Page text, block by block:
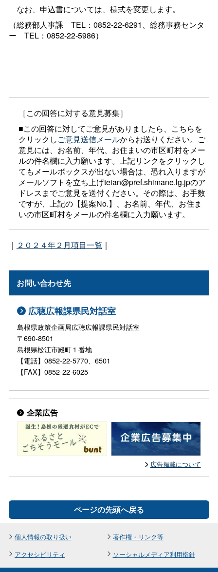
なお、申込書については、様式を変更します。
（総務部人事課 TEL：0852-22-6291、総務事務センタ
ー TEL：0852-22-5986）
［この回答に対する意見募集］
■この回答に対してご意見がありましたら、こちらを
クリックしご意見送信メールからお送りください。ご
意見には、お名前、年代、お住まいの市区町村をメー
ルの件名欄に入力願います。上記リンクをクリックし
てもメールボックスが出ない場合は、恐れ入りますが
メールソフトを立ち上げteian@pref.shimane.lg.jpのア
ドレスまでご意見を送付ください。その際は、お手数
ですが、上記の【提案No.】、お名前、年代、お住ま
いの市区町村をメールの件名欄に入力願います。
｜ ２０２４年２月項目一覧 ｜
お問い合わせ先
広聴広報課県民対話室
島根県政策企画局広聴広報課県民対話室
〒690-8501
島根県松江市殿町１番地
【電話】0852-22-5770、6501
【FAX】0852-22-6025
企業広告
広告掲載について
ページの先頭へ戻る
個人情報の取り扱い
著作権・リンク等
アクセシビリティ
ソーシャルメディア利用指針